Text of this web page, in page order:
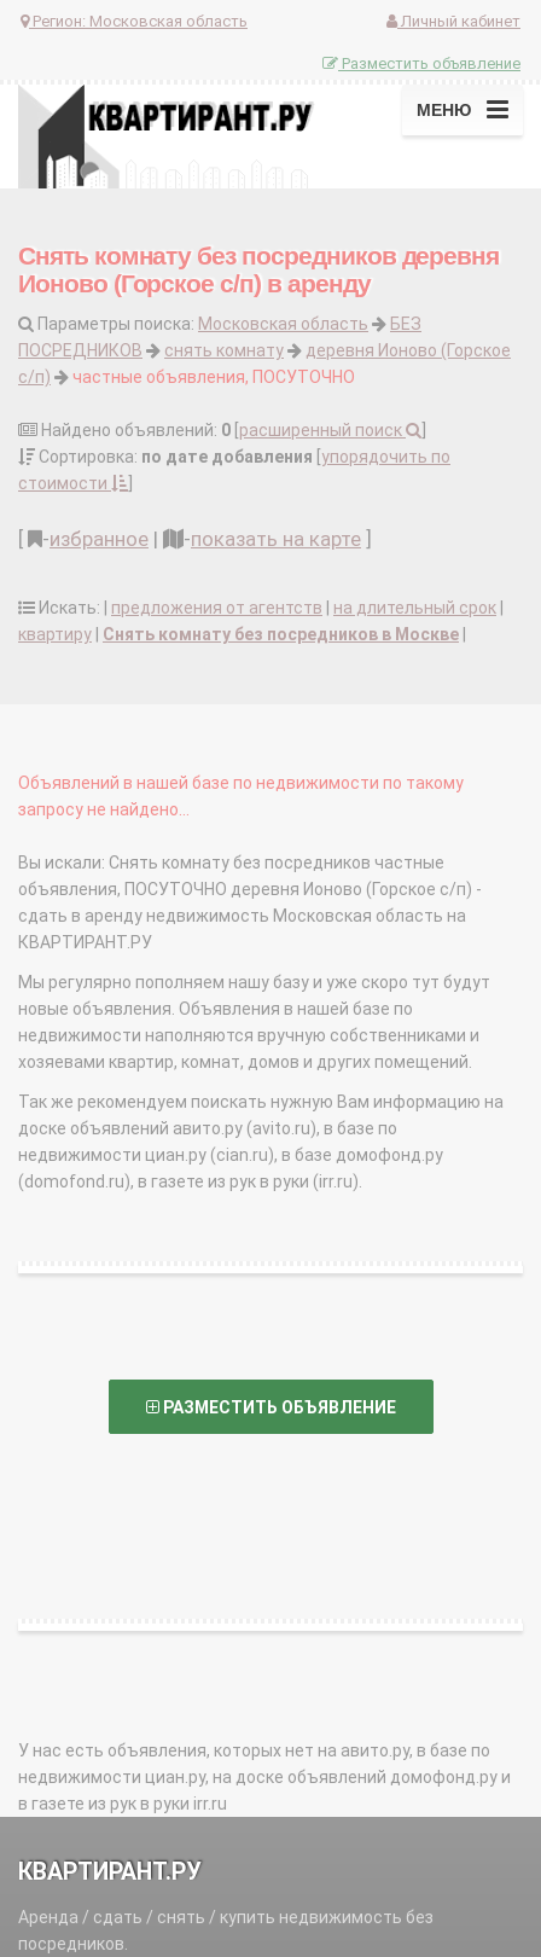
Регион: Московская область Личный кабинет
Разместить объявление
МЕНЮ
Снять комнату без посредников деревня
Ионово (Горское с/п) в аренду
Параметры поиска: Московская область
БЕЗ
ПОСРЕДНИКОВ
снять комнату
деревня Ионово (Горское
с/п)
частные объявления, ПОСУТОЧНО
Найдено объявлений: 0 расширенный поиск
Сортировка: по дате добавления упорядочить по
стоимости
-избранное | -показать на карте
Искать: | предложения от агентств на длительный срок
квартиру
Снять комнату без посредников в Москве
Объявлений в нашей базе по недвижимости по такому
запросу не найдено...
Вы искали: Снять комнату без посредников частные
объявления, ПОСУТОЧНО деревня Ионово (Горское с/п) -
сдать в аренду недвижимость Московская область на
КВАРТИРАНТ.РУ
Мы регулярно пополняем нашу базу и уже скоро тут будут
новые объявления. Объявления в нашей базе по
недвижимости наполняются вручную собственниками и
хозяевами квартир, комнат, домов и других помещений.
Так же рекомендуем поискать нужную Вам информацию на
доске объявлений авито.ру (avito.ru), в базе по
недвижимости циан.ру (cian.ru), в базе домофонд.ру
(domofond.ru), в газете из рук в руки (irr.ru).
РАЗМЕСТИТЬ ОБЪЯВЛЕНИЕ
У нас есть объявления, которых нет на авито.ру, в базе по
недвижимости циан.ру, на доске объявлений домофонд.ру и
в газете из рук в руки irr.ru
КВАРТИРАНТ.РУ
Аренда / сдать / снять / купить недвижимость без
посредников.